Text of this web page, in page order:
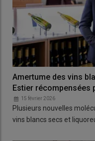
Amertume des vins
Estier récompensées
15 février 2026
Plusieurs nouvelles
vins blancs secs et